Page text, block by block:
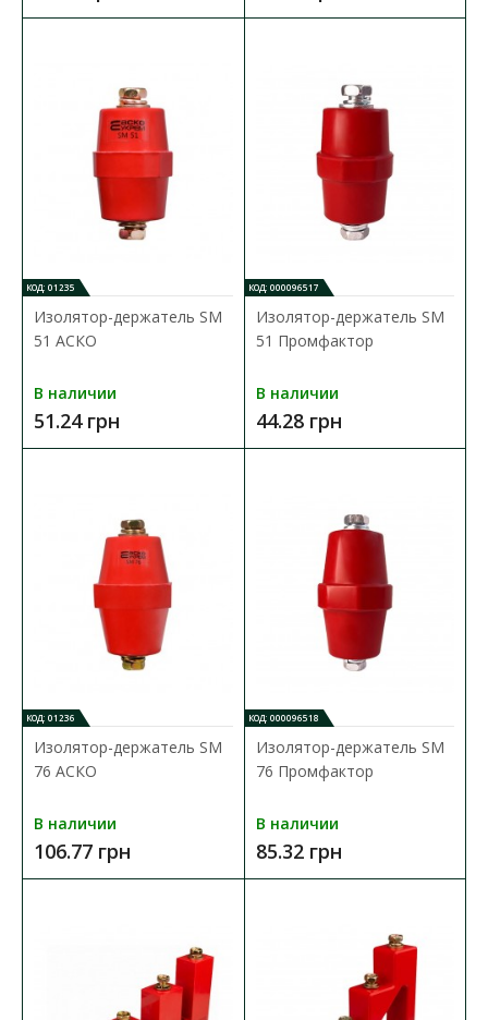
Изолятор-держатель SM 25 АСКО
силовых шин внутри шкафов и сборок с целью ..
26.95 грн
Доступность:
Шинный изолятор SM служит для изоляции и крепления
КОД: 01235
Изолятор-держатель SM
51 АСКО
В наличии
51.24 грн
КОД: 000096517
Изолятор-держатель SM
51 Промфактор
В наличии
44.28 грн
КОД: 01236
Изолятор-держатель SM
76 АСКО
В наличии
106.77 грн
КОД: 000096518
Изолятор-держатель SM
76 Промфактор
В наличии
85.32 грн